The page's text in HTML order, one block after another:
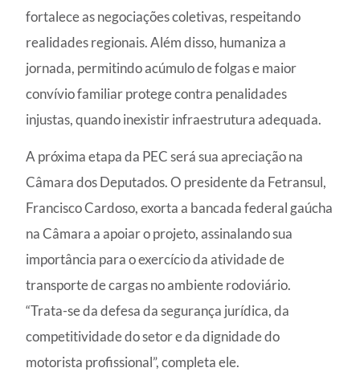
fortalece as negociações coletivas, respeitando
realidades regionais. Além disso, humaniza a
jornada, permitindo acúmulo de folgas e maior
convívio familiar protege contra penalidades
injustas, quando inexistir infraestrutura adequada.
A próxima etapa da PEC será sua apreciação na
Câmara dos Deputados. O presidente da Fetransul,
Francisco Cardoso, exorta a bancada federal gaúcha
na Câmara a apoiar o projeto, assinalando sua
importância para o exercício da atividade de
transporte de cargas no ambiente rodoviário.
“Trata-se da defesa da segurança jurídica, da
competitividade do setor e da dignidade do
motorista profissional”, completa ele.